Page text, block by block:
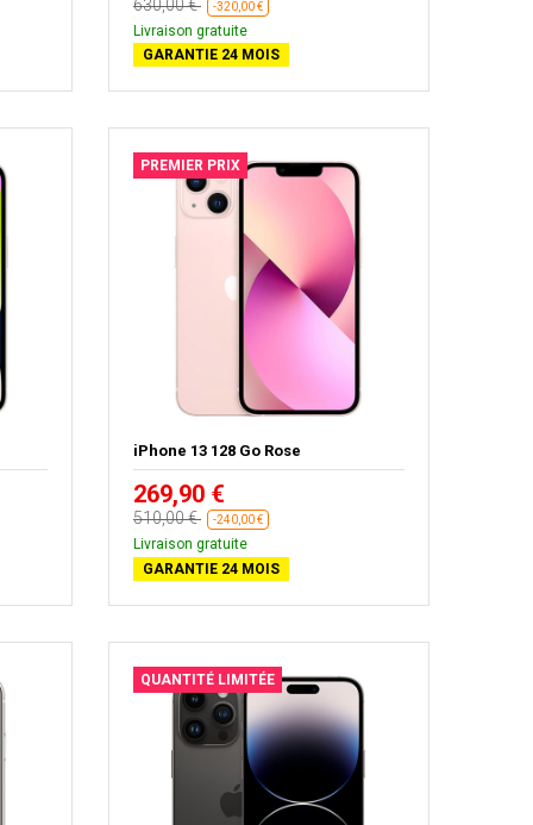
630,00 € -320,00 €
Livraison gratuite
GARANTIE 24 MOIS
PREMIER PRIX
iPhone 13 128 Go Rose
269,90 €
510,00 € -240,00 €
Livraison gratuite
GARANTIE 24 MOIS
QUANTITÉ LIMITÉE